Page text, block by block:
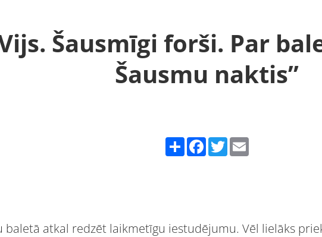
Šausmīgi forši. Par
Šausmu naktis”
Share FacebookTwitter
baletā atkal redzēt laikmetīgu iestudējumu. Vēl lielāks